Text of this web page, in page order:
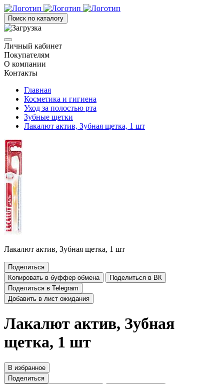
Поиск по каталогу
Личный кабинет
Покупателям
О компании
Контакты
Главная
Косметика и гигиена
Уход за полостью рта
Зубные щетки
Лакалют актив, Зубная щетка, 1 шт
Лакалют актив, Зубная щетка, 1 шт
Поделиться
Копировать в буффер обмена
Поделиться в ВК
Поделиться в Telegram
Добавить в лист ожидания
Лакалют актив, Зубная
щетка, 1 шт
В избранное
Поделиться